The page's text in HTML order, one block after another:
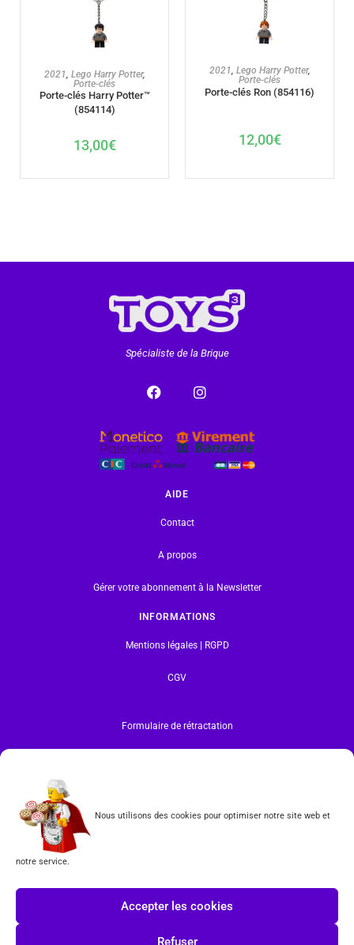
Nous utilisons des cookies pour optimiser notre site web et
notre service.
Accepter les cookies
Refuser
AJOUTER AU PANIER
2021, Lego Harry Potter,
Porte-clés
Porte-clés Harry Potter™
(854114)
13,00€
AJOUTER AU PANIER
2021, Lego Harry Potter,
Porte-clés
Porte-clés Ron (854116)
12,00€
Spécialiste de la Brique
AIDE
Contact
A propos
Gérer votre abonnement à la Newsletter
INFORMATIONS
Mentions légales | RGPD
CGV
Formulaire de rétractation
en restent les propriétaires. Tous droits réservés.
INSCRIPTION À LA NEWSLETTER
J'accepte les conditions duRGPD.